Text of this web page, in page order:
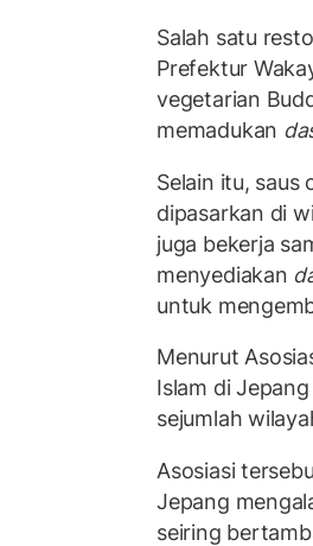
Salah satu
Prefektur
vegetarian
memadukan
Selain itu, saus
dipasarkan di
juga bekerja
menyediakan
untuk
Menurut
Islam di
sejumlah
Asosiasi
Jepang
seiring